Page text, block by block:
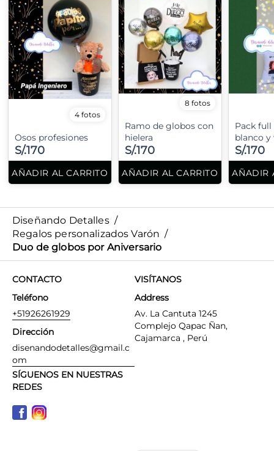
4 fotos
Osos profesiones
S/.170
AÑADIR AL CARRITO
8 fotos
Ramo de globos con
hielera
S/.170
AÑADIR AL CARRITO
Pack
blanco y
S/.170
AÑADIR
Diseñando Detalles /
Regalos personalizados Varón /
Duo de globos por Aniversario
CONTACTO
Teléfono
+51926261929
Dirección
disenandodetalles@gmail.c
om
VISÍTANOS
Address
Av. La Cantuta 1245
Complejo Qapac Ñan,
Cajamarca , Perú
SÍGUENOS EN NUESTRAS
REDES